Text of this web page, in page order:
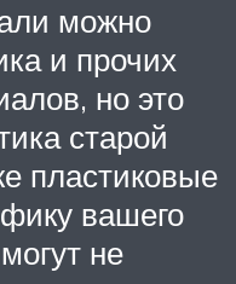
можно
и прочих
но это
старой
пластиковые
вашего
не